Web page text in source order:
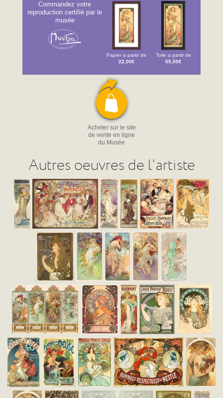
Commandez votre
reproduction certifié par le
musée
Papier a partir de
22,00€
Toile a partir de
55,00€
Acheter sur le site
de vente en ligne
du Musée
Autres oeuvres de l'artiste